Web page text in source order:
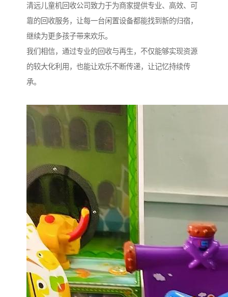
清远儿童机回收公司致力于为商家提供专业、高效、可
靠的回收服务，让每一台闲置设备都能找到新的归宿，
继续为更多孩子带来欢乐。
我们相信，通过专业的回收与再生，不仅能够实现资源
的较大化利用，也能让欢乐不断传递，让记忆持续传
承。